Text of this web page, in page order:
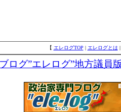
【 エレログTOP | エレログとは
ログ”エレログ”地方議員